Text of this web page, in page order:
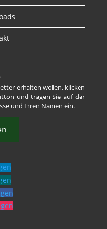
erhalten wollen, klicken
und tragen Sie auf der
und Ihren Namen ein.